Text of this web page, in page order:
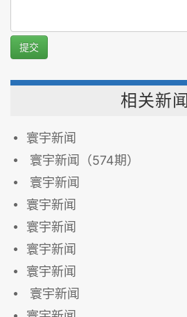
提交
相关新闻
寰宇新闻
寰宇新闻（574期）
寰宇新闻
寰宇新闻
寰宇新闻
寰宇新闻
寰宇新闻
寰宇新闻